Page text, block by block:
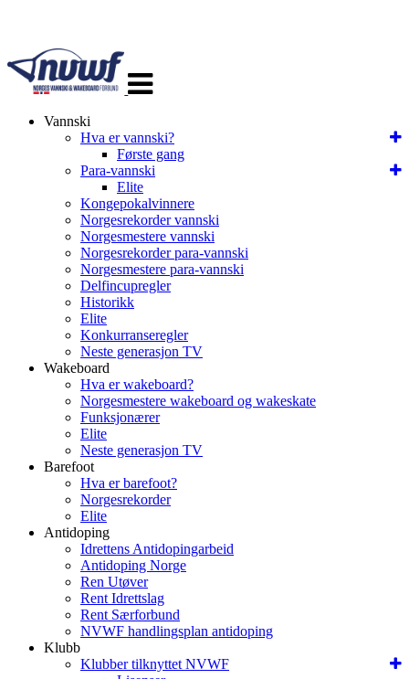
navigasjon
Vannski
Hva er vannski?
Første gang
Para-vannski
Elite
Kongepokalvinnere
Norgesrekorder vannski
Norgesmestere vannski
Norgesrekorder para-vannski
Norgesmestere para-vannski
Delfincupregler
Historikk
Elite
Konkurranseregler
Neste generasjon TV
Wakeboard
Hva er wakeboard?
Norgesmestere wakeboard og wakeskate
Funksjonærer
Elite
Neste generasjon TV
Barefoot
Hva er barefoot?
Norgesrekorder
Elite
Antidoping
Idrettens Antidopingarbeid
Antidoping Norge
Ren Utøver
Rent Idrettslag
Rent Særforbund
NVWF handlingsplan antidoping
Klubb
Klubber tilknyttet NVWF